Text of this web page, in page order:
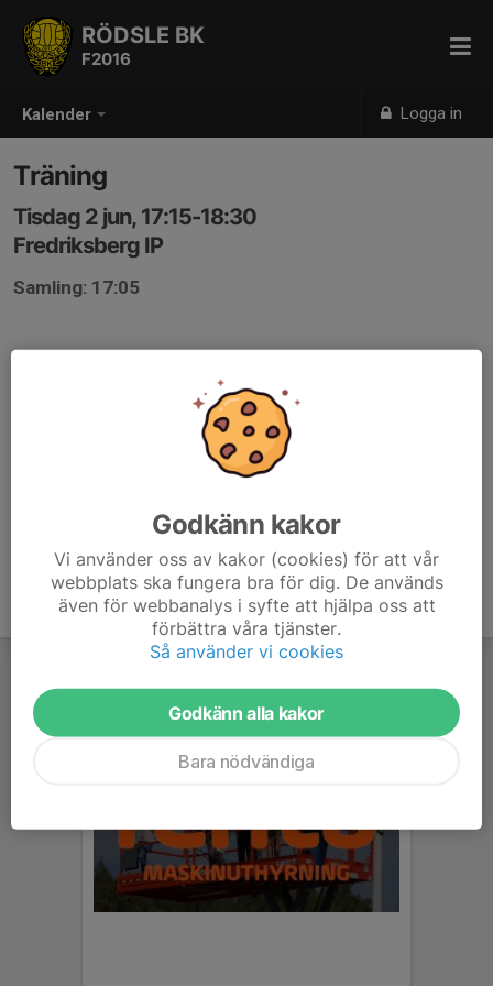
Kalender Logga in
RÖDSLE BK
F2016
Träning
Tisdag 2 jun, 17:15-18:30
Fredriksberg IP
Samling: 17:05
Godkänn kakor
Vi använder oss av kakor (cookies) för att vår
webbplats ska fungera bra för dig. De används
även för webbanalys i syfte att hjälpa oss att
förbättra våra tjänster.
Så använder vi cookies
Godkänn alla kakor
Bara nödvändiga